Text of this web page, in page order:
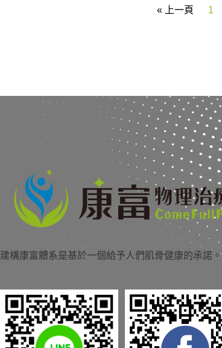
« 上一頁 1
建構康富體系是基於一個給予人們肌骨健康的承諾。